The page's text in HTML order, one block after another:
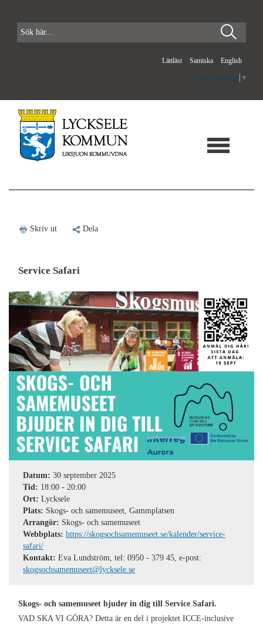
Lättläst Samiska English
Select Language ▼
Skriv ut Dela
Service Safari
Datum: 30 september 2025
Tid: 18:00 - 20:00
Ort: Lycksele
Plats: Skogs- och samemuseet, Gammplatsen
Arrangör: Skogs- och samemuseet
Webbplats: https://skogsochsamemuseet.se/kalender/service-
safari/
Kontakt: Eva Lundström, tel: 0950 - 379 45, e-post:
skogsochsamemuseet@lycksele.se
Skogs- och samemuseet bjuder in dig till Service Safari.
VAD SKA VI GÖRA? Detta är en del i projektet ICCE-inclusive